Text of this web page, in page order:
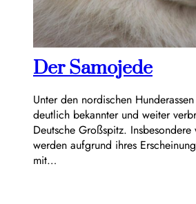
Der Samojede
Unter den nordischen
deutlich bekannter und weiter
Deutsche Großspitz.
werden aufgrund ihres
mit…